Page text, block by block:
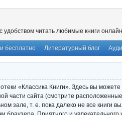
удобством читать любимые книги онлайн
бесплатно Литературный блог
«Классика Книги». Здесь вы
части сайта (смотрите
зале, т. е. пока далеко не все